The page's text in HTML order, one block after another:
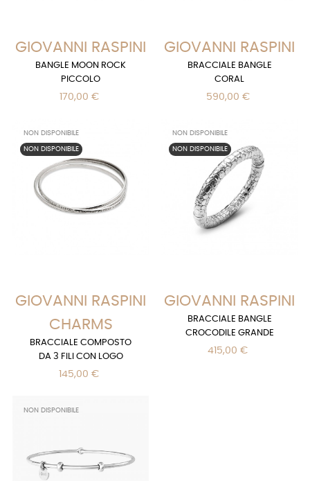
GIOVANNI RASPINI
BANGLE MOON ROCK
PICCOLO
170,00 €
GIOVANNI RASPINI
BRACCIALE BANGLE
CORAL
590,00 €
NON DISPONIBILE
NON DISPONIBILE
GIOVANNI RASPINI
CHARMS
BRACCIALE COMPOSTO
DA 3 FILI CON LOGO
145,00 €
NON DISPONIBILE
NON DISPONIBILE
GIOVANNI RASPINI
BRACCIALE BANGLE
CROCODILE GRANDE
415,00 €
NON DISPONIBILE